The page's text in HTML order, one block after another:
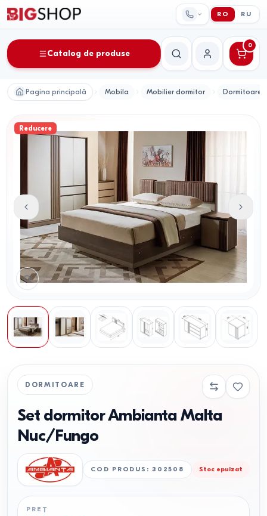
RO RU
Catalog de produse
CăutareContul meu
0
Pagina principală Mobila Mobilier dormitor Dormitoare
Reducere
DORMITOARE
Set dormitor Ambianta Malta
Nuc/Fungo
COD PRODUS :302508 Stoc epuizat
PREȚ